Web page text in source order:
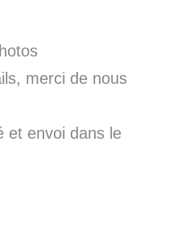
merci de nous
et envoi dans le